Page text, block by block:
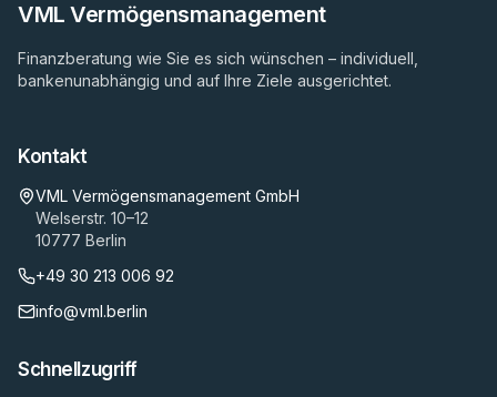
VML Vermögensmanagement
Finanzberatung wie Sie es sich wünschen – individuell,
bankenunabhängig und auf Ihre Ziele ausgerichtet.
Kontakt
VML Vermögensmanagement GmbH
Welserstr. 10–12
10777 Berlin
+49 30 213 006 92
info@vml.berlin
Schnellzugriff